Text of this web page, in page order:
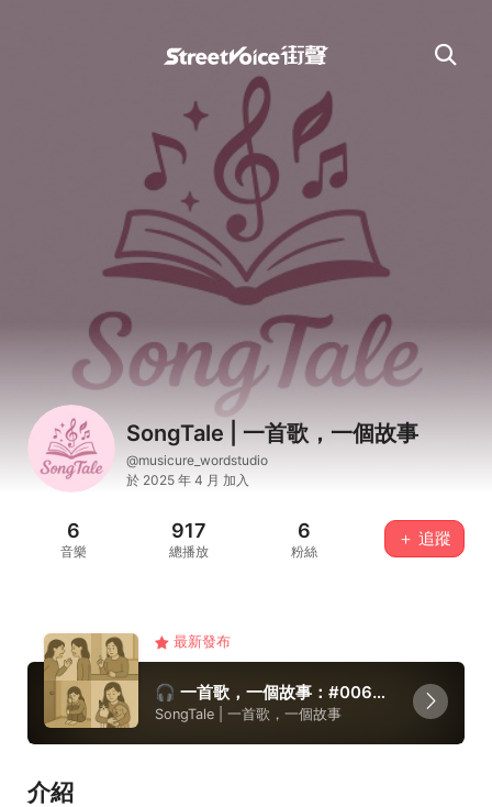
SongTale | 一首歌，一個故事
@musicure_wordstudio
於 2025 年 4 月 加入
6
音樂
917
總播放
6
粉絲
＋ 追蹤
最新發布
🎧 一首歌，一個故事：#006《我不是故意不快樂》
SongTale | 一首歌，一個故事
介紹